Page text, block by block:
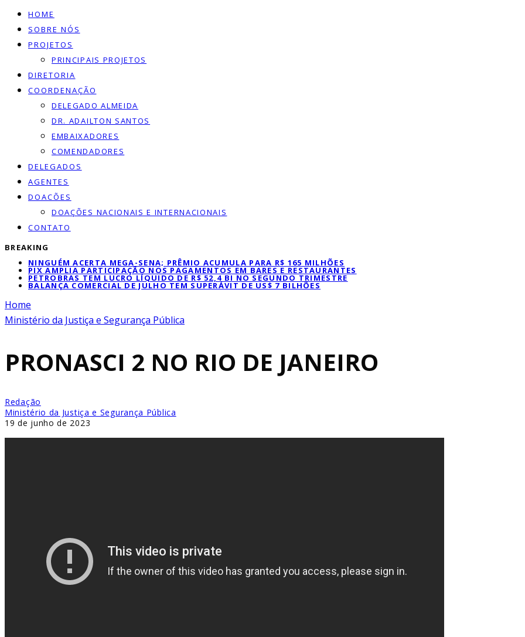
HOME
SOBRE NÓS
PROJETOS
PRINCIPAIS PROJETOS
DIRETORIA
COORDENAÇÃO
DELEGADO ALMEIDA
DR. ADAILTON SANTOS
EMBAIXADORES
COMENDADORES
DELEGADOS
AGENTES
DOACÕES
DOAÇÕES NACIONAIS E INTERNACIONAIS
CONTATO
BREAKING
NINGUÉM ACERTA MEGA-SENA; PRÊMIO ACUMULA PARA R$ 165 MILHÕES
PIX AMPLIA PARTICIPAÇÃO NOS PAGAMENTOS EM BARES E RESTAURANTES
PETROBRAS TEM LUCRO LÍQUIDO DE R$ 52,4 BI NO SEGUNDO TRIMESTRE
BALANÇA COMERCIAL DE JULHO TEM SUPERÁVIT DE US$ 7 BILHÕES
Home
Ministério da Justiça e Segurança Pública
PRONASCI 2 NO RIO DE JANEIRO
Redação
Ministério da Justiça e Segurança Pública
19 de junho de 2023